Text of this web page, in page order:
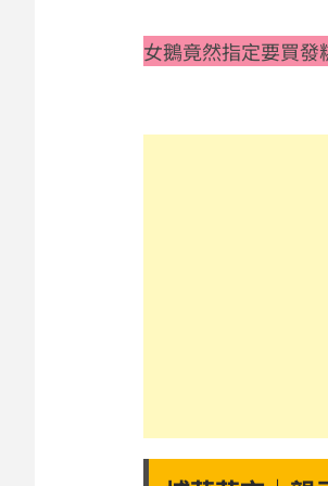
女鵝竟然指定要買